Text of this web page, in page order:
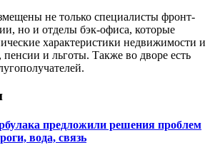
не только специалисты фронт-
но и отделы бэк-офиса, которые
характеристики недвижимости и
пенсии и льготы. Также во дворе есть
предложили решения проблем
вода, связь